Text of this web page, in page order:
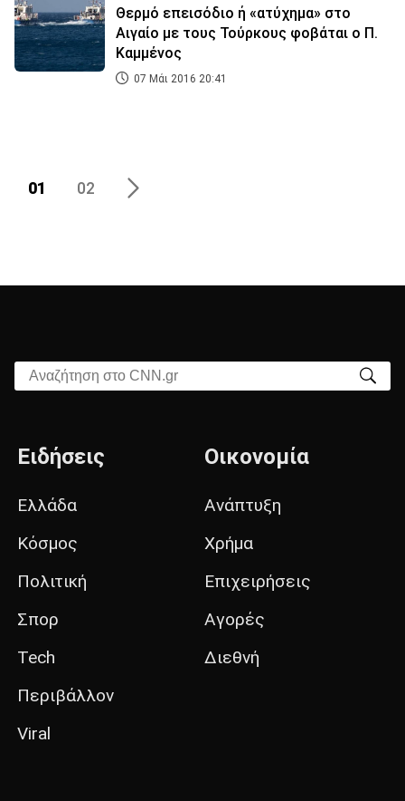
Θερμό επεισόδιο ή «ατύχημα» στο
Αιγαίο με τους Τούρκους φοβάται ο Π.
Καμμένος
07 Μάι 2016 20:41
01 02
Αναζήτηση στο CNN.gr
Ειδήσεις
Ελλάδα
Κόσμος
Πολιτική
Σπορ
Tech
Περιβάλλον
Viral
Οικονομία
Ανάπτυξη
Χρήμα
Επιχειρήσεις
Αγορές
Διεθνή